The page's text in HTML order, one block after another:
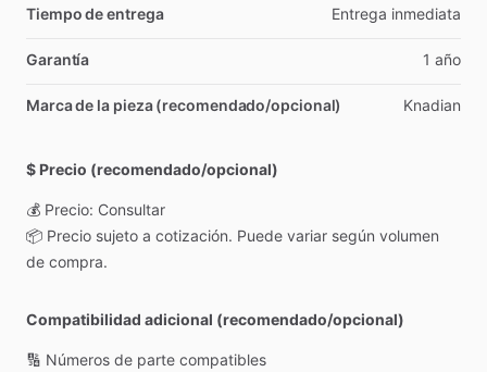
Tiempo de entrega Entrega inmediata
Garantía 1 año
Marca de la pieza (recomendado/opcional) Knadian
$ Precio (recomendado/opcional)
💰 Precio: Consultar
📦 Precio sujeto a cotización. Puede variar según volumen
de compra.
Compatibilidad adicional (recomendado/opcional)
🔢 Números de parte compatibles